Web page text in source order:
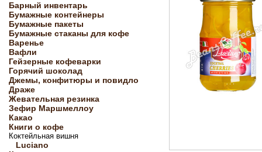
Барный инвентарь
Бумажные контейнеры
Бумажные пакеты
Бумажные стаканы для кофе
Варенье
Вафли
Гейзерные кофеварки
Горячий шоколад
Джемы, конфитюры и повидло
Драже
Жевательная резинка
Зефир Маршмеллоу
Какао
Книги о кофе
Коктейльная вишня
Luciano